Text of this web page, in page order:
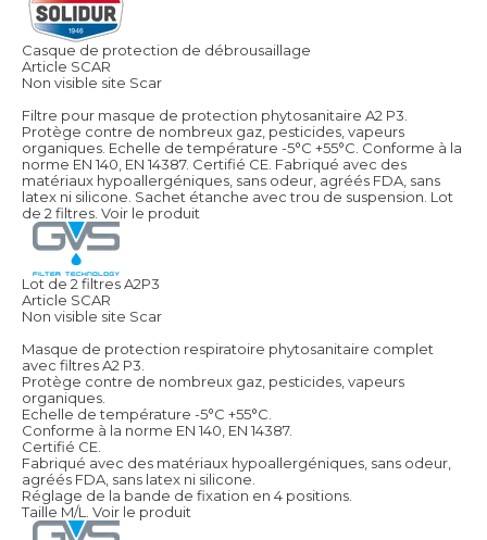
Casque de protection de débrousaillage
Article SCAR
Non visible site Scar
Filtre pour masque de protection phytosanitaire A2 P3.
Protège contre de nombreux gaz, pesticides, vapeurs
organiques. Echelle de température -5°C +55°C. Conforme à la
norme EN 140, EN 14387. Certifié CE. Fabriqué avec des
matériaux hypoallergéniques, sans odeur, agréés FDA, sans
latex ni silicone. Sachet étanche avec trou de suspension. Lot
de 2 filtres. Voir le produit
Lot de 2 filtres A2P3
Article SCAR
Non visible site Scar
Masque de protection respiratoire phytosanitaire complet
avec filtres A2 P3.
Protège contre de nombreux gaz, pesticides, vapeurs
organiques.
Echelle de température -5°C +55°C.
Conforme à la norme EN 140, EN 14387.
Certifié CE.
Fabriqué avec des matériaux hypoallergéniques, sans odeur,
agréés FDA, sans latex ni silicone.
Réglage de la bande de fixation en 4 positions.
Taille M/L.
Voir le produit